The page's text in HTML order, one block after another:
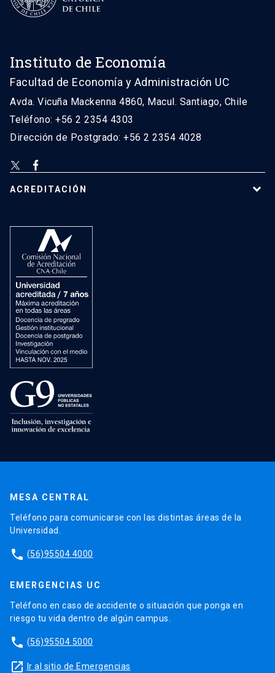
Instituto de Economía
Facultad de Economía y Administración UC
Avda. Vicuña Mackenna 4860, Macul. Santiago, Chile
Teléfono: +56 2 2354 4303
Dirección de Postgrado: +56 2 2354 4028
ACREDITACIÓN
MESA CENTRAL
Teléfono para comunicarse con las distintas áreas de la
Universidad.
phone (56)95504 4000
EMERGENCIAS UC
Teléfono en caso de accidente o situación que ponga en
riesgo tu vida dentro de algún campus.
phone (56)95504 5000
launch Ir al sitio de Emergencias